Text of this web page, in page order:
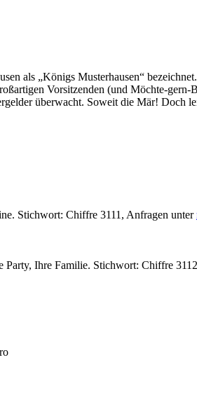
als „Königs Musterhausen“
Vorsitzenden (und Möchte-
überwacht. Soweit die Mär!
Stichwort: Chiffre 3111, Anfragen unter
Ihre Familie. Stichwort: Chiffre